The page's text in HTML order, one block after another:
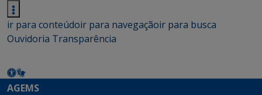
ir para conteúdoir para navegaçãoir para busca
Ouvidoria Transparência
AGEMS